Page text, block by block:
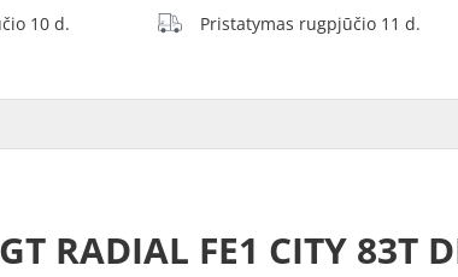
10 d. Pristatymas rugpjūčio 11 d.
RADIAL FE1 CITY 83T